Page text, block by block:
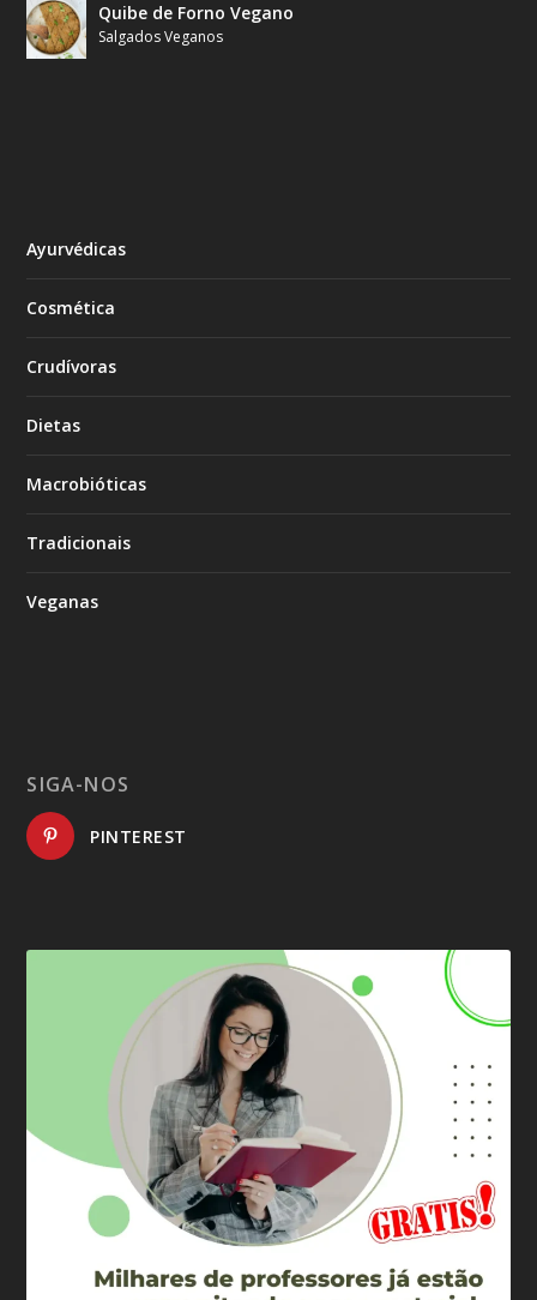
Quibe de Forno Vegano
Salgados Veganos
Ayurvédicas
Cosmética
Crudívoras
Dietas
Macrobióticas
Tradicionais
Veganas
SIGA-NOS
PINTEREST